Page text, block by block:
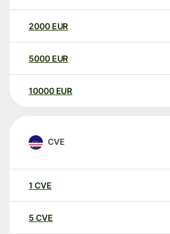
2000 EUR
5000 EUR
10000 EUR
CVE
1 CVE
5 CVE